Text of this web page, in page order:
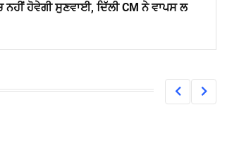
ਨਹੀਂ ਹੋਵੇਗੀ ਸੁਣਵਾਈ, ਦਿੱਲੀ CM ਨੇ ਵਾਪਸ ਲ